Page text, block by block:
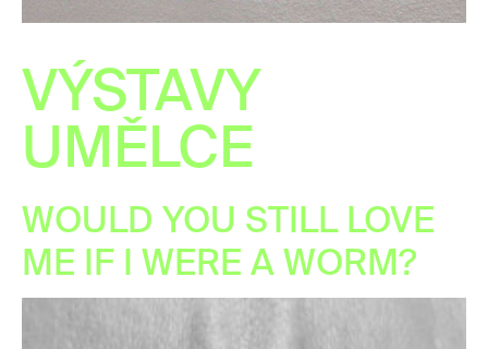
VÝSTAVY
UMĚLCE
WOULD YOU STILL LOVE
ME IF I WERE A WORM?